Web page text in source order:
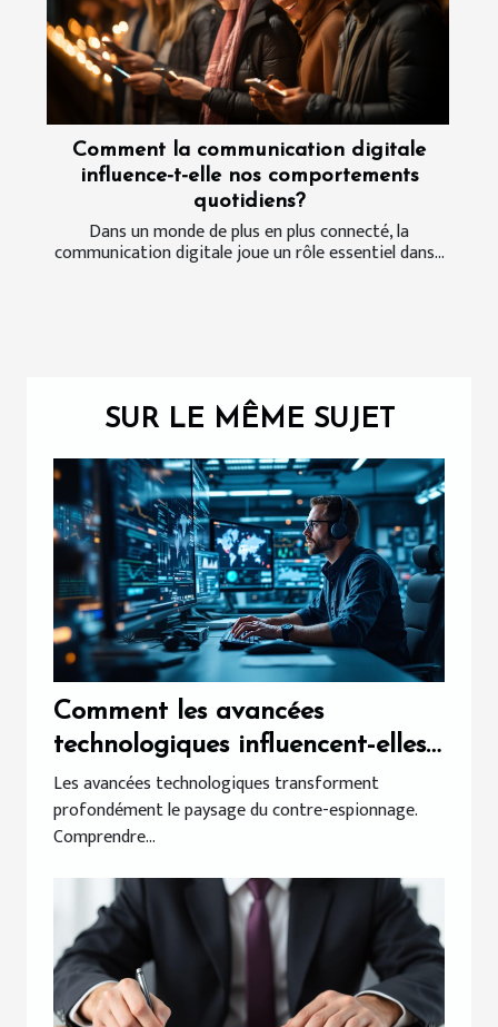
Comment la communication digitale
influence-t-elle nos comportements
quotidiens?
Dans un monde de plus en plus connecté, la
communication digitale joue un rôle essentiel dans...
SUR LE MÊME SUJET
Comment les avancées
technologiques influencent-elles
les méthodes de contre-
espionnage ?
Les avancées technologiques transforment
profondément le paysage du contre-espionnage.
Comprendre...